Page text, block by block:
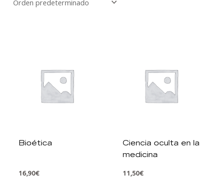
Bioética
16,90€
Ciencia oculta en la
medicina
11,50€